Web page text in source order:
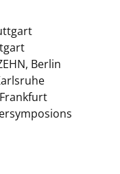
Berlin